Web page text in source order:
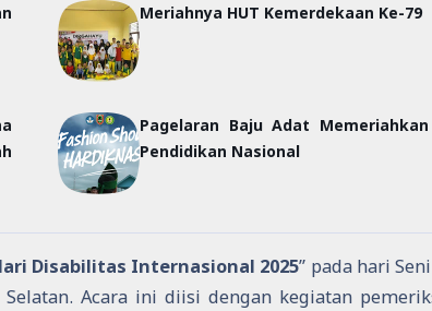
Meriahnya HUT Kemerdekaan Ke-79
Pagelaran Baju Adat
Pendidikan Nasional
Disabilitas Internasional 2025” pada hari
Acara ini diisi dengan kegiatan